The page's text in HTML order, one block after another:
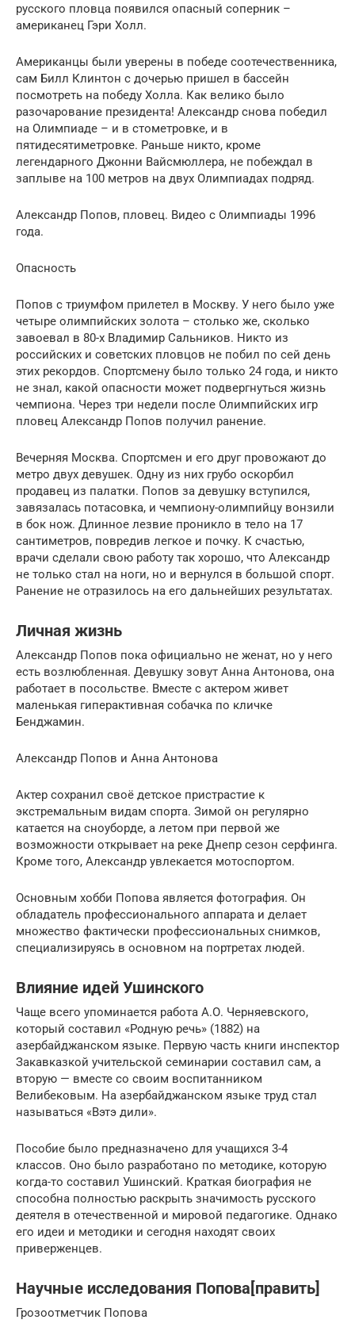
русского пловца появился опасный соперник –
американец Гэри Холл.
Американцы были уверены в победе соотечественника,
сам Билл Клинтон с дочерью пришел в бассейн
посмотреть на победу Холла. Как велико было
разочарование президента! Александр снова победил
на Олимпиаде – и в стометровке, и в
пятидесятиметровке. Раньше никто, кроме
легендарного Джонни Вайсмюллера, не побеждал в
заплыве на 100 метров на двух Олимпиадах подряд.
Александр Попов, пловец. Видео с Олимпиады 1996
года.
Опасность
Попов с триумфом прилетел в Москву. У него было уже
четыре олимпийских золота – столько же, сколько
завоевал в 80-х Владимир Сальников. Никто из
российских и советских пловцов не побил по сей день
этих рекордов. Спортсмену было только 24 года, и никто
не знал, какой опасности может подвергнуться жизнь
чемпиона. Через три недели после Олимпийских игр
пловец Александр Попов получил ранение.
Вечерняя Москва. Спортсмен и его друг провожают до
метро двух девушек. Одну из них грубо оскорбил
продавец из палатки. Попов за девушку вступился,
завязалась потасовка, и чемпиону-олимпийцу вонзили
в бок нож. Длинное лезвие проникло в тело на 17
сантиметров, повредив легкое и почку. К счастью,
врачи сделали свою работу так хорошо, что Александр
не только стал на ноги, но и вернулся в большой спорт.
Ранение не отразилось на его дальнейших результатах.
Личная жизнь
Александр Попов пока официально не женат, но у него
есть возлюбленная. Девушку зовут Анна Антонова, она
работает в посольстве. Вместе с актером живет
маленькая гиперактивная собачка по кличке
Бенджамин.
Александр Попов и Анна Антонова
Актер сохранил своё детское пристрастие к
экстремальным видам спорта. Зимой он регулярно
катается на сноуборде, а летом при первой же
возможности открывает на реке Днепр сезон серфинга.
Кроме того, Александр увлекается мотоспортом.
Основным хобби Попова является фотография. Он
обладатель профессионального аппарата и делает
множество фактически профессиональных снимков,
специализируясь в основном на портретах людей.
Влияние идей Ушинского
Чаще всего упоминается работа А.О. Черняевского,
который составил «Родную речь» (1882) на
азербайджанском языке. Первую часть книги инспектор
Закавказкой учительской семинарии составил сам, а
вторую — вместе со своим воспитанником
Велибековым. На азербайджанском языке труд стал
называться «Вэтэ дили».
Пособие было предназначено для учащихся 3-4
классов. Оно было разработано по методике, которую
когда-то составил Ушинский. Краткая биография не
способна полностью раскрыть значимость русского
деятеля в отечественной и мировой педагогике. Однако
его идеи и методики и сегодня находят своих
приверженцев.
Научные исследования Попова[править]
Грозоотметчик Попова